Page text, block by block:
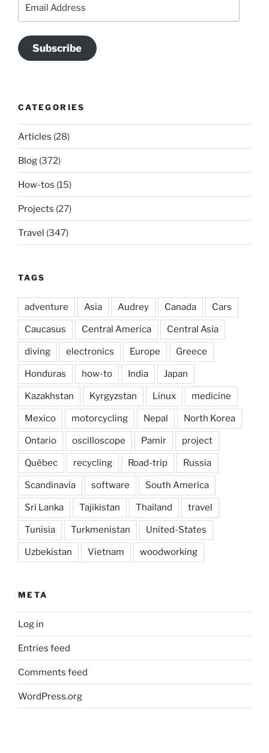
Address
Subscribe
CATEGORIES
Articles (28)
Blog (372)
How-tos (15)
Projects (27)
Travel (347)
TAGS
adventure Asia Audrey Canada Cars
Caucasus Central America Central Asia
diving electronics Europe Greece
Honduras how-to India Japan
Kazakhstan Kyrgyzstan Linux medicine
Mexico motorcycling Nepal North Korea
Ontario oscilloscope Pamir project
Québec recycling Road-trip Russia
Scandinavia software South America
Sri Lanka Tajikistan Thailand travel
Tunisia Turkmenistan United-States
Uzbekistan Vietnam woodworking
META
Log in
Entries feed
Comments feed
WordPress.org